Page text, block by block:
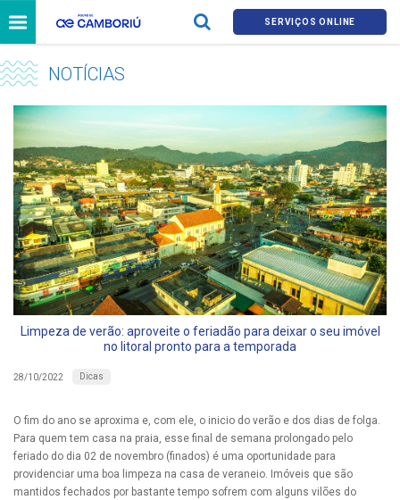
SERVIÇOS ONLINE
NOTÍCIAS
Limpeza de verão: aproveite o feriadão para deixar o seu imóvel
no litoral pronto para a temporada
28/10/2022 Dicas
O fim do ano se aproxima e, com ele, o inicio do verão e dos dias de folga.
Para quem tem casa na praia, esse final de semana prolongado pelo
feriado do dia 02 de novembro (finados) é uma oportunidade para
providenciar uma boa limpeza na casa de veraneio. Imóveis que são
mantidos fechados por bastante tempo sofrem com alguns vilões do